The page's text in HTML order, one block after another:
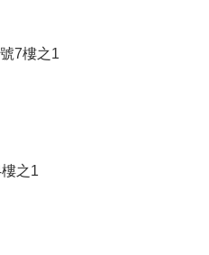
7樓之1
之1